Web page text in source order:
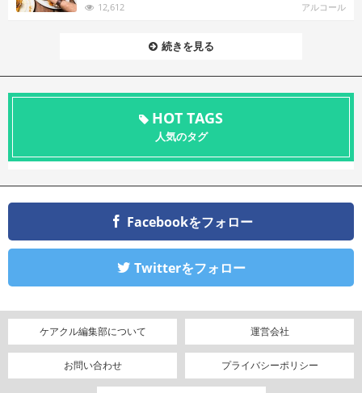
12,612 アルコール
続きを見る
HOT TAGS
人気のタグ
Facebookをフォロー
Twitterをフォロー
ケアクル編集部について 運営会社
お問い合わせ プライバシーポリシー